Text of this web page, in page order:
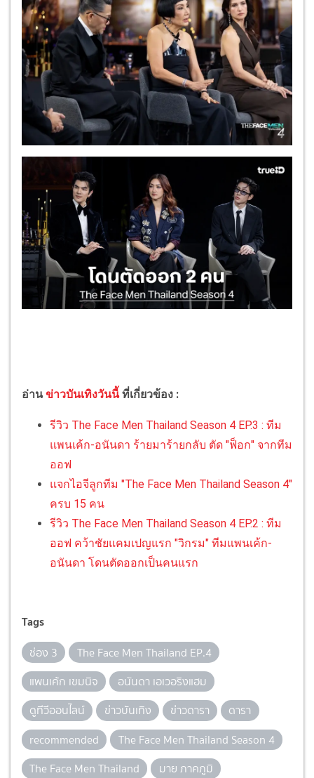
อ่านข่าวบันเทิงวันนี้ ที่เกี่ยวข้อง :
รีวิว The Face Men Thailand Season 4 EP.3 : ทีม
แพนเค้ก-อนันดา ร้ายมาร้ายกลับ ตัด "ฟ็อก" จากทีม
ออฟ
แจกไอจีลูกทีม "The Face Men Thailand Season 4"
ครบ 15 คน
รีวิว The Face Men Thailand Season 4 EP.2 : ทีม
ออฟ คว้าชัยแคมเปญแรก "วิกรม" ทีมแพนเค้ก-
อนันดา โดนตัดออกเป็นคนแรก
Tags
ช่อง 3
The Face Men Thailand EP.4
แพนเค้ก เขมนิจ
อนันดา เอเวอริงแฮม
ดูทีวีออนไลน์
ข่าวบันเทิง ข่าวดารา
ดารา
recommended
The Face Men Thailand Season 4
The Face Men Thailand
มาย ภาคภูมิ